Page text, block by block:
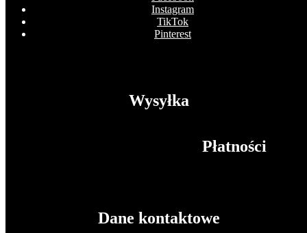
Instagram
TikTok
Pinterest
Wysyłka
Płatności
Dane kontaktowe